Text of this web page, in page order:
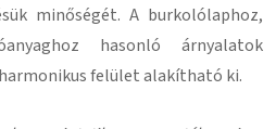
minőségét. A burkolólaphoz,
hasonló árnyalatok
felület alakítható ki.